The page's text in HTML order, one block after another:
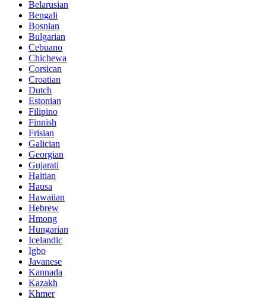
Belarusian
Bengali
Bosnian
Bulgarian
Cebuano
Chichewa
Corsican
Croatian
Dutch
Estonian
Filipino
Finnish
Frisian
Galician
Georgian
Gujarati
Haitian
Hausa
Hawaiian
Hebrew
Hmong
Hungarian
Icelandic
Igbo
Javanese
Kannada
Kazakh
Khmer